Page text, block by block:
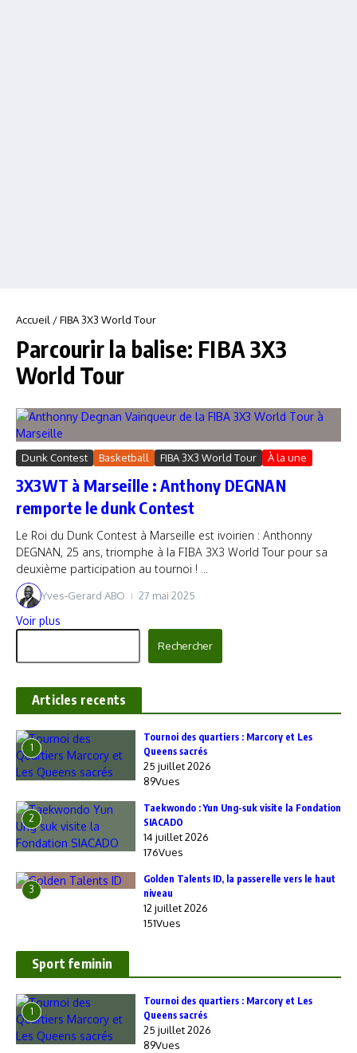
Accueil /FIBA 3X3 World Tour
Parcourir la balise: FIBA 3X3
World Tour
Dunk Contest Basketball FIBA 3X3 World Tour À la une
3X3WT à Marseille : Anthony DEGNAN
remporte le dunk Contest
Le Roi du Dunk Contest à Marseille est ivoirien : Anthonny
DEGNAN, 25 ans, triomphe à la FIBA 3X3 World Tour pour sa
deuxième participation au tournoi ! ...
Yves-Gerard ABO 27 mai 2025
Voir plus
Rechercher
Articles recents
1
‎Tournoi des quartiers : Marcory et Les
Queens sacrés
25 juillet 2026
89Vues
2
Taekwondo : Yun Ung-suk visite la Fondation
SIACADO
14 juillet 2026
176Vues
3
Golden Talents ID, la passerelle vers le haut
niveau
12 juillet 2026
151Vues
Sport feminin
1
‎Tournoi des quartiers : Marcory et Les
Queens sacrés
25 juillet 2026
89Vues